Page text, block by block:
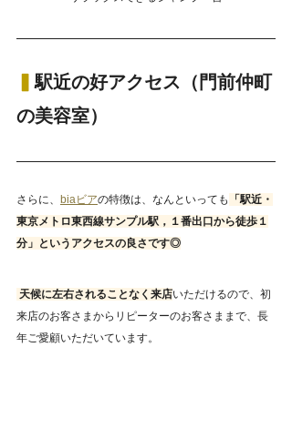
▍駅近の好アクセス（門前仲町
の美容室）
さらに、 biaビアの特徴は、なんといっても
「駅近・
東京メトロ東西線サンプル駅，１番出口から徒歩１
分」というアクセスの良さです◎
天候に左右されることなく来店いただけるので、初
来店のお客さまからリピーターのお客さままで、長
年ご愛顧いただいています。